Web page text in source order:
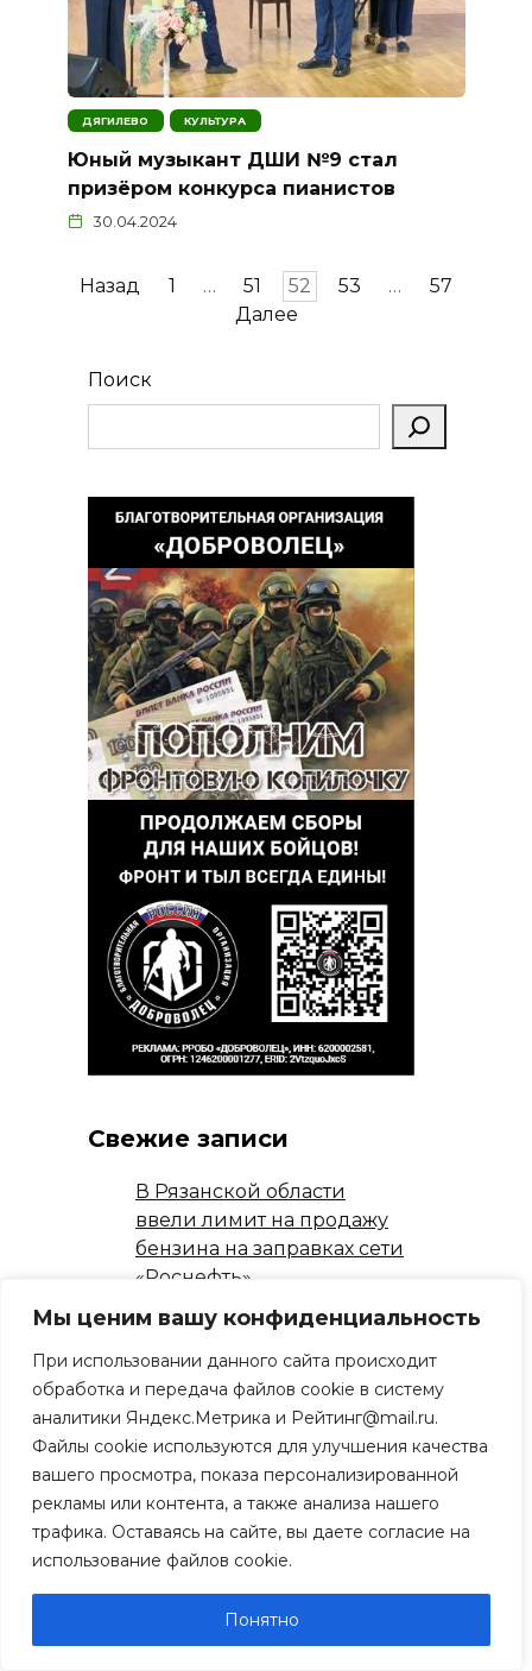
Мы ценим вашу конфиденциальность
При использовании данного сайта происходит
обработка и передача файлов cookie в систему
аналитики Яндекс.Метрика и Рейтинг@mail.ru.
Файлы cookie используются для улучшения качества
вашего просмотра, показа персонализированной
рекламы или контента, а также анализа нашего
трафика. Оставаясь на сайте, вы даете согласие на
использование файлов cookie.
Понятно
ДЯГИЛЕВО КУЛЬТУРА
Юный музыкант ДШИ №9 стал
призёром конкурса пианистов
30.04.2024
Пагинация
Назад 1 … 51 52 53 …
57
Далее
Поиск
Свежие записи
В Рязанской области
ввели лимит на продажу
бензина на заправках сети
«Роснефть»
аварийные тополя
06.08.2026
Путин назначил
выпускника рязанского
училища ВДВ
замминистра обороны
06.08.2026
отремонтируют дорогу до